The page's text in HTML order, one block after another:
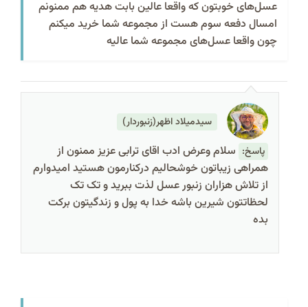
عسل‌های خوبتون که واقعا عالین بابت هدیه هم ممنونم
امسال دفعه سوم هست از مجموعه شما خرید میکنم
چون واقعا عسل‌های مجموعه شما عالیه
سیدمیلاد اظهر(زنبوردار)
پاسخ: سلام وعرض ادب اقای ترابی عزیز ممنون از
همراهی زیباتون خوشحالیم درکنارمون هستید امیدوارم
از تلاش هزاران زنبور عسل لذت ببرید و تک تک
لحظاتتون شیرین باشه خدا به پول و زندگیتون برکت
بده